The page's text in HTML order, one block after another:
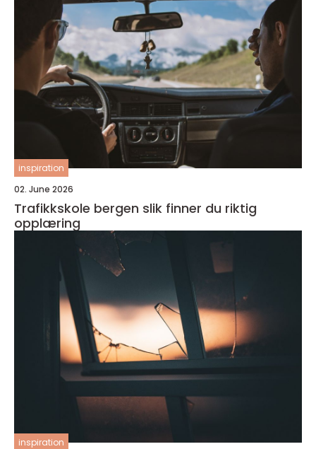
inspiration
02. June 2026
Trafikkskole bergen slik finner du riktig
opplæring
inspiration